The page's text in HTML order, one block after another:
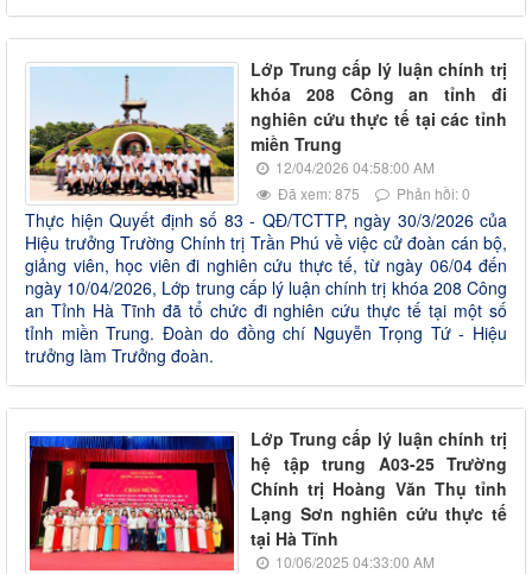
Lớp Trung cấp lý luận chính trị
khóa 208 Công an tỉnh đi
nghiên cứu thực tế tại các tỉnh
miền Trung
12/04/2026 04:58:00 AM
Đã xem: 875
Phản hồi: 0
Thực hiện Quyết định số 83 - QĐ/TCTTP, ngày 30/3/2026 của
Hiệu trưởng Trường Chính trị Trần Phú về việc cử đoàn cán bộ,
giảng viên, học viên đi nghiên cứu thực tế, từ ngày 06/04 đến
ngày 10/04/2026, Lớp trung cấp lý luận chính trị khóa 208 Công
an Tỉnh Hà Tĩnh đã tổ chức đi nghiên cứu thực tế tại một số
tỉnh miền Trung. Đoàn do đồng chí Nguyễn Trọng Tứ - Hiệu
trưởng làm Trưởng đoàn.
Lớp Trung cấp lý luận chính trị
hệ tập trung A03-25 Trường
Chính trị Hoàng Văn Thụ tỉnh
Lạng Sơn nghiên cứu thực tế
tại Hà Tĩnh
10/06/2025 04:33:00 AM